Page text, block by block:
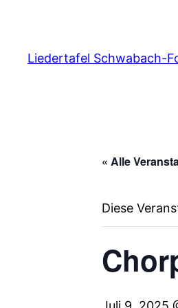
Liedertafel Schwabach-
« Alle
Diese